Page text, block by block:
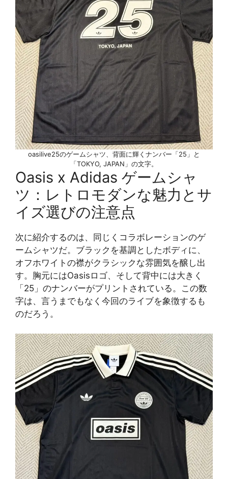
oasilive25のゲームシャツ、背面に輝くナンバー「25」と
「TOKYO, JAPAN」の文字。
Oasis x Adidas ゲームシャ
ツ：レトロモダンな魅力とサ
イズ選びの注意点
次に紹介するのは、同じくコラボレーションのゲ
ームシャツだ。ブラックを基調としたボディに、
オフホワイトの襟がクラシックな雰囲気を醸し出
す。胸元にはOasisロゴ、そして背中には大きく
「25」のナンバーがプリントされている。この数
字は、言うまでもなく今回のライブを象徴するも
のだろう。